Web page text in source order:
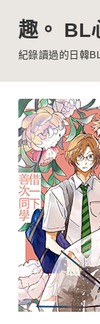
content
趣。 BL
紀錄讀過的日韓